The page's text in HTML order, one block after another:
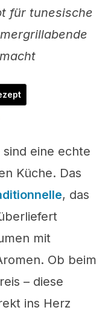
für tunesische
eine echte
Küche. Das
, das
mit
Ob beim
– diese
ins Herz